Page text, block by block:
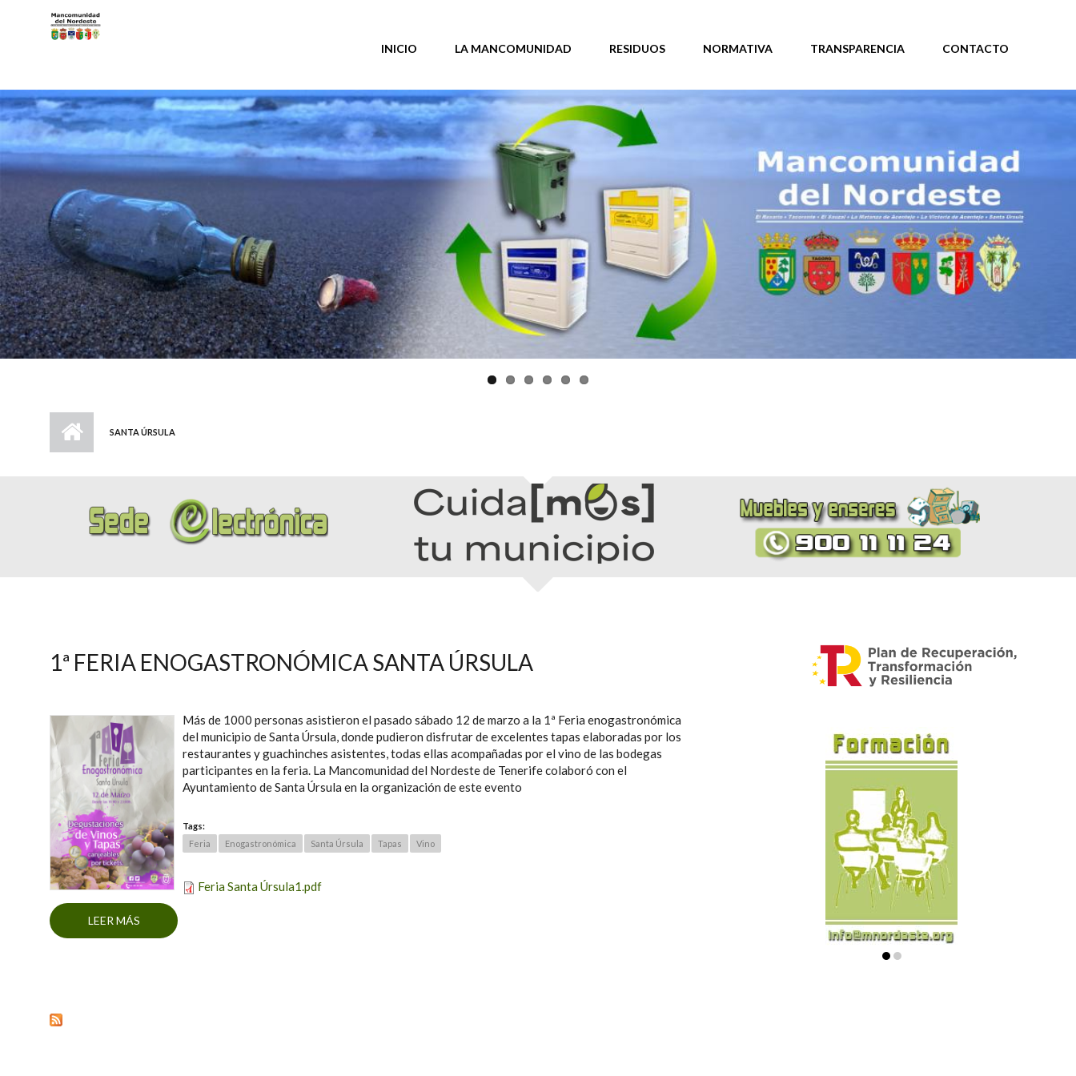
INICIO LA MANCOMUNIDAD RESIDUOS NORMATIVA TRANSPARENCIA CONTACTO
SANTA ÚRSULA
1ª FERIA ENOGASTRONÓMICA SANTA ÚRSULA
Más de 1000 personas asistieron el pasado sábado 12 de marzo a la 1ª Feria enogastronómica
del municipio de Santa Úrsula, donde pudieron disfrutar de excelentes tapas elaboradas por los
restaurantes y guachinches asistentes, todas ellas acompañadas por el vino de las bodegas
participantes en la feria. La Mancomunidad del Nordeste de Tenerife colaboró con el
Ayuntamiento de Santa Úrsula en la organización de este evento
Tags:
Feria
Enogastronómica Santa Úrsula Tapas Vino
Feria Santa Úrsula1.pdf
LEER MÁS SOBRE 1ª FERIA ENOGASTRONÓMICA SANTA ÚRSULA